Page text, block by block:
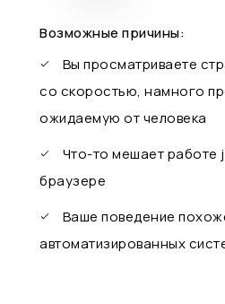
Возможные причины:
Вы просматриваете
со скоростью, намного
ожидаемую от человека
Что-то мешает работе
браузере
Ваше поведение
автоматизированных